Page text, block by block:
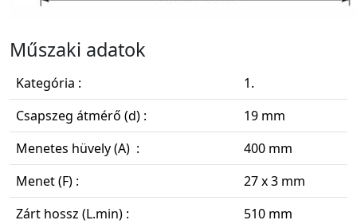
Műszaki adatok
Kategória :
1.
Csapszeg átmérő (d) :
19 mm
Menetes hüvely (A) :
400 mm
Menet (F) :
27 x 3 mm
Zárt hossz (L.min) :
510 mm